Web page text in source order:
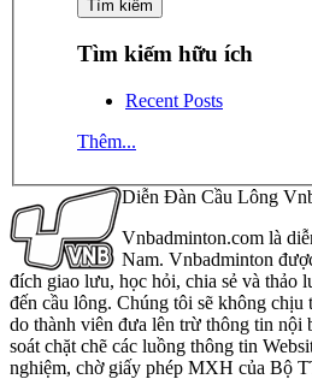
Tìm kiếm hữu ích
Recent Posts
Thêm...
Diễn Đàn Cầu Lông
Vnbadminton.com là
Nam. Vnbadminton
đích giao lưu, học hỏi, chia sẻ và thảo
đến cầu lông. Chúng tôi sẽ không chịu
do thành viên đưa lên trừ thông tin nội
soát chặt chẽ các luồng thông tin
nghiệm, chờ giấy phép MXH của Bộ